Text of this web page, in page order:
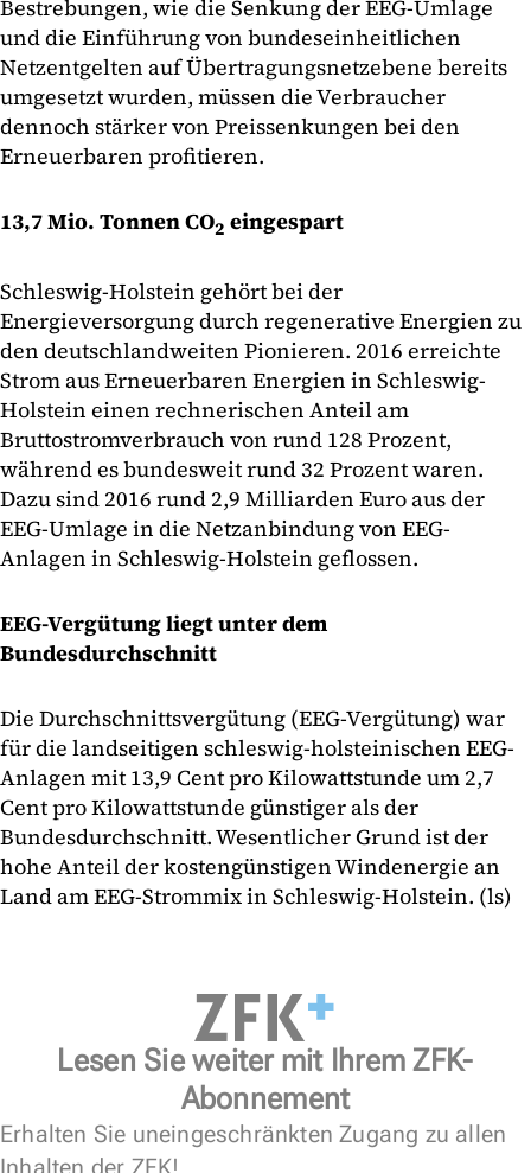
Bestrebungen, wie die Senkung der EEG-Umlage
und die Einführung von bundeseinheitlichen
Netzentgelten auf Übertragungsnetzebene bereits
umgesetzt wurden, müssen die Verbraucher
dennoch stärker von Preissenkungen bei den
Erneuerbaren profitieren.
13,7 Mio. Tonnen CO2 eingespart
Schleswig-Holstein gehört bei der
Energieversorgung durch regenerative Energien zu
den deutschlandweiten Pionieren. 2016 erreichte
Strom aus Erneuerbaren Energien in Schleswig-
Holstein einen rechnerischen Anteil am
Bruttostromverbrauch von rund 128 Prozent,
während es bundesweit rund 32 Prozent waren.
Dazu sind 2016 rund 2,9 Milliarden Euro aus der
EEG-Umlage in die Netzanbindung von EEG-
Anlagen in Schleswig-Holstein geflossen.
EEG-Vergütung liegt unter dem
Bundesdurchschnitt
Die Durchschnittsvergütung (EEG-Vergütung) war
für die landseitigen schleswig-holsteinischen EEG-
Anlagen mit 13,9 Cent pro Kilowattstunde um 2,7
Cent pro Kilowattstunde günstiger als der
Bundesdurchschnitt. Wesentlicher Grund ist der
hohe Anteil der kostengünstigen Windenergie an
Land am EEG-Strommix in Schleswig-Holstein. (ls)
Lesen Sie weiter mit Ihrem ZFK-
Abonnement
Erhalten Sie uneingeschränkten Zugang zu allen
Inhalten der ZFK!